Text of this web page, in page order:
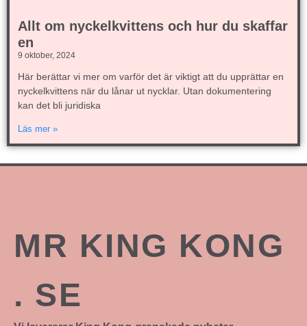
Allt om nyckelkvittens och hur du skaffar
en
9 oktober, 2024
Här berättar vi mer om varför det är viktigt att du upprättar en
nyckelkvittens när du lånar ut nycklar. Utan dokumentering
kan det bli juridiska
Läs mer »
MR KING KONG
. SE